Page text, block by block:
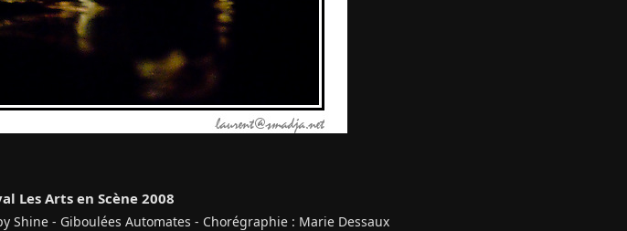
Les Arts en Scène 2008
Shine - Giboulées Automates - Chorégraphie : Marie Dessaux